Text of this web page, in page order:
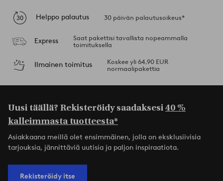
Helppo palautus 30 päivän palautusoikeus*
Express
Saat pakettisi tavallista nopeammalla
toimituksella
Ilmainen toimitus
Koskee yli 64,90 EUR
normaalipakettia
Uusi täällä? Rekisteröidy saadaksesi40 %
kalleimmasta tuotteesta*
Asiakkaana meillä olet ensimmäinen, jolla on eksklusiivisia
tarjouksia, jännittäviä uutisia ja paljon inspiraatiota.
Rekisteröidy itse